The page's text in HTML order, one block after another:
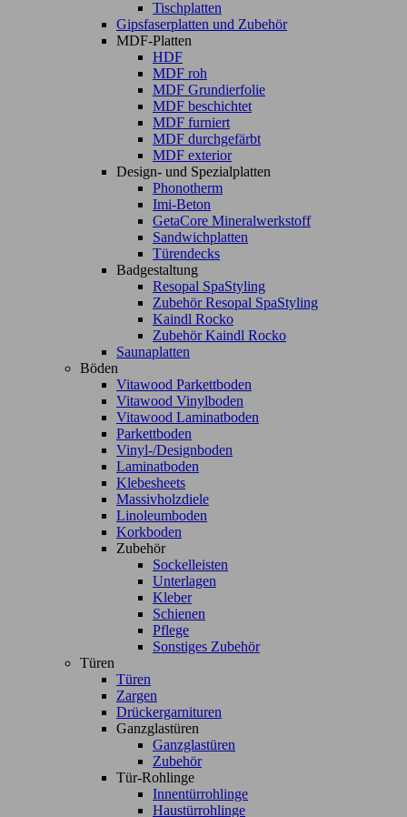
Tischplatten
Gipsfaserplatten und Zubehör
MDF-Platten
HDF
MDF roh
MDF Grundierfolie
MDF beschichtet
MDF furniert
MDF durchgefärbt
MDF exterior
Design- und Spezialplatten
Phonotherm
Imi-Beton
GetaCore Mineralwerkstoff
Sandwichplatten
Türendecks
Badgestaltung
Resopal SpaStyling
Zubehör Resopal SpaStyling
Kaindl Rocko
Zubehör Kaindl Rocko
Saunaplatten
Böden
Vitawood Parkettboden
Vitawood Vinylboden
Vitawood Laminatboden
Parkettboden
Vinyl-/Designboden
Laminatboden
Klebesheets
Massivholzdiele
Linoleumboden
Korkboden
Zubehör
Sockelleisten
Unterlagen
Kleber
Schienen
Pflege
Sonstiges Zubehör
Türen
Türen
Zargen
Drückergarnituren
Ganzglastüren
Ganzglastüren
Zubehör
Tür-Rohlinge
Innentürrohlinge
Haustürrohlinge